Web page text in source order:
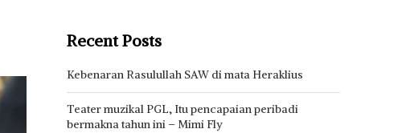
Recent Posts
Kebenaran Rasulullah SAW di mata Heraklius
Teater muzikal PGL, Itu pencapaian peribadi
bermakna tahun ini – Mimi Fly